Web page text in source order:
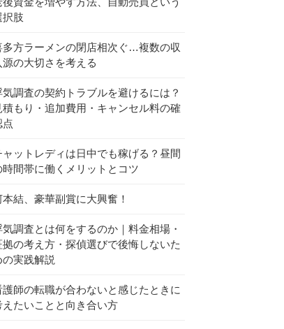
択肢
多方ラーメンの閉店相次ぐ…複数の収
源の大切さを考える
気調査の契約トラブルを避けるには？
積もり・追加費用・キャンセル料の確
点
ャットレディは日中でも稼げる？昼間
時間帯に働くメリットとコツ
本結、豪華副賞に大興奮！
気調査とは何をするのか｜料金相場・
拠の考え方・探偵選びで後悔しないた
の実践解説
護師の転職が合わないと感じたときに
えたいことと向き合い方